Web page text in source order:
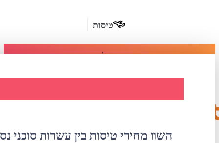
טיסות
מומלץ
השוו מחירי טיסות בין עשרות סוכני